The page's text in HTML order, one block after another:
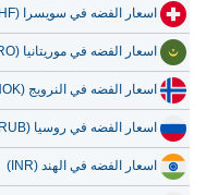
اسعار الفضه في سويسرا (CHF)
اسعار الفضه في موريتانيا (MRO)
اسعار الفضه في النرويج (NOK)
اسعار الفضه في روسيا (RUB)
اسعار الفضه في الهند (INR)